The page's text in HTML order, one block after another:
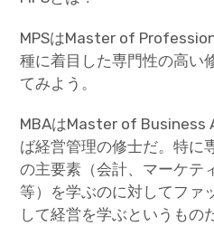
MPSはMaster of
種に着目した専門性の高い
てみよう。
MBAはMaster of
ば経営管理の修士だ。特に
の主要素（会計、マーケテ
等）を学ぶのに対してファ
して経営を学ぶというもの